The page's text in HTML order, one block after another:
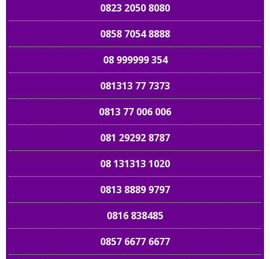
0823 2050 8080
0858 7054 8888
08 999999 354
081313 77 7373
0813 77 006 006
081 29292 8787
08 131313 1020
0813 8889 9797
0816 838485
0857 6677 6677